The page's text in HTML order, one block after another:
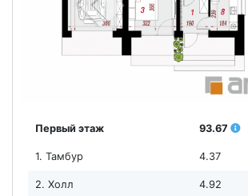
Первый этаж 93.67
1. Тамбур 4.37
2. Холл 4.92